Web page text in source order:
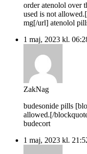
order atenolol over
used is not
mg[/url] atenolol
1 maj, 2023 kl.
ZakNag
budesonide pills
allowed.[/
budecort
1 maj, 2023 kl.